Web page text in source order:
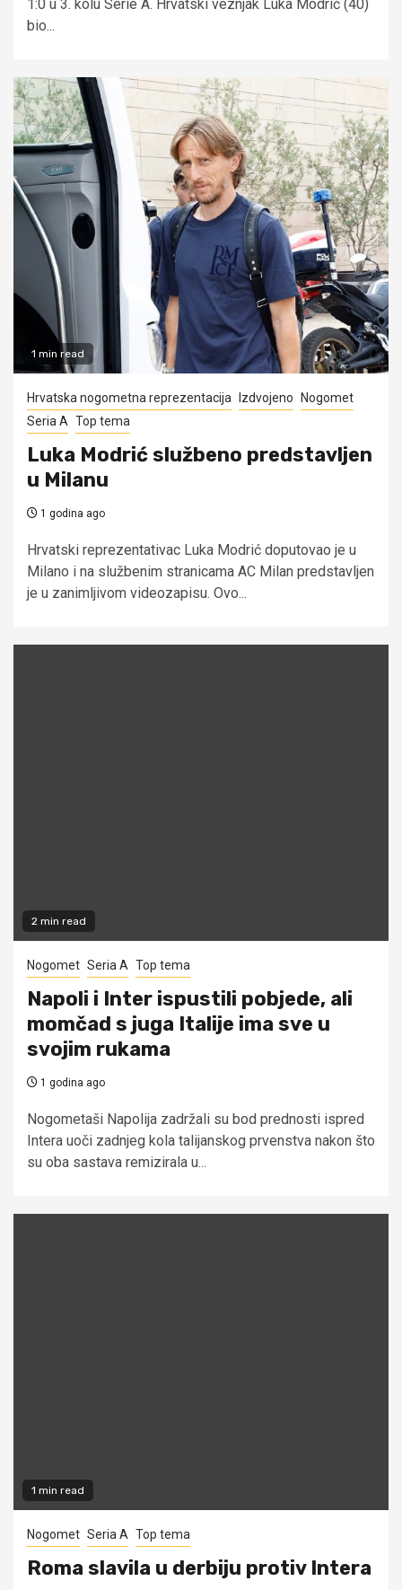
1:0 u 3. kolu Serie A. Hrvatski veznjak Luka Modrić (40)
bio...
1 min read
Hrvatska nogometna reprezentacija Izdvojeno Nogomet
Seria A Top tema
Luka Modrić službeno predstavljen
u Milanu
1 godina ago
Hrvatski reprezentativac Luka Modrić doputovao je u
Milano i na službenim stranicama AC Milan predstavljen
je u zanimljivom videozapisu. Ovo...
2 min read
Nogomet Seria A Top tema
Napoli i Inter ispustili pobjede, ali
momčad s juga Italije ima sve u
svojim rukama
1 godina ago
Nogometaši Napolija zadržali su bod prednosti ispred
Intera uoči zadnjeg kola talijanskog prvenstva nakon što
su oba sastava remizirala u...
1 min read
Nogomet Seria A Top tema
Roma slavila u derbiju protiv Intera